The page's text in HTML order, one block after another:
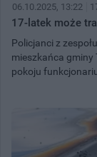
06.10.2025, 13:22
17-latek może
Policjanci z
mieszkańca gminy
pokoju